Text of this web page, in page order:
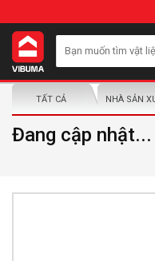
TẤT CẢ NHÀ SẢN
Đang cập nhật...